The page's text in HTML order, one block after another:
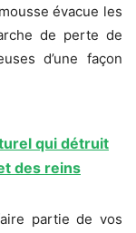
évacue les
de perte de
d’une façon
qui détruit
des reins
partie de vos